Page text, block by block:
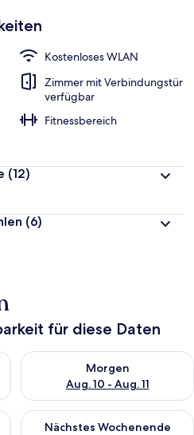
Kostenloses WLAN
Zimmer mit Verbindungstür
verfügbar
Fitnessbereich
(12)
(6)
für diese Daten
heute Nacht, Aug. 9 - Aug.
Morgen
Aug. 10 - Aug. 11
Überprüfe die Verfügbarkeit
dieses Wochenende, Aug. 14
Nächstes Wochenende
Überprüfe die Verfügbarkeit